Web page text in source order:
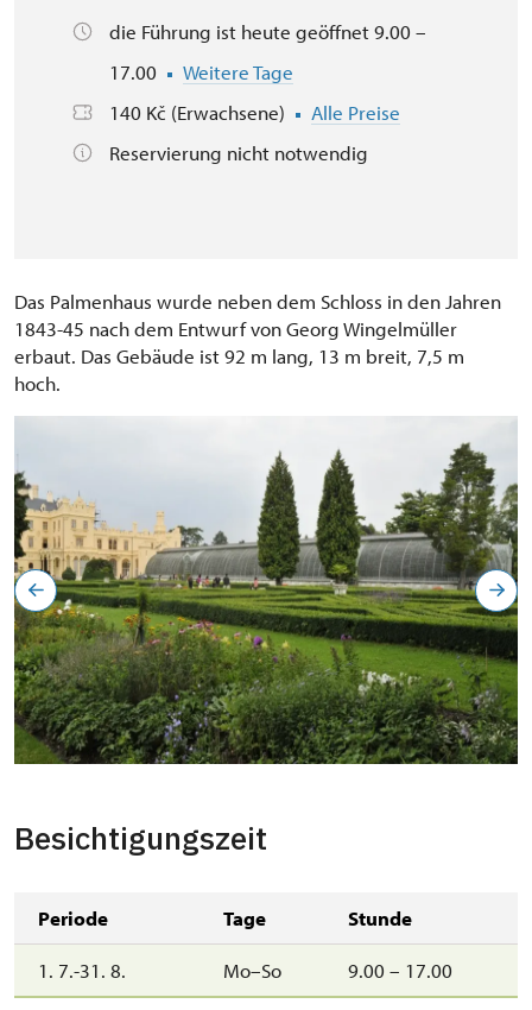
die Führung ist heute geöffnet 9.00 –
17.00
Weitere Tage
140 Kč (Erwachsene)
Alle Preise
Reservierung nicht notwendig
Das Palmenhaus wurde neben dem Schloss in den Jahren
1843-45 nach dem Entwurf von Georg Wingelmüller
erbaut. Das Gebäude ist 92 m lang, 13 m breit, 7,5 m
hoch.
Besichtigungszeit
Periode Tage Stunde
1. 7.-31. 8. Mo–So 9.00 – 17.00